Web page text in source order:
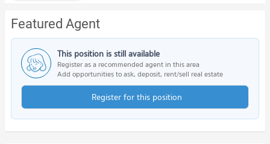
Featured Agent
This position is still available
Register as a recommended agent in this area
Add opportunities to ask, deposit, rent/sell real estate
Register for this position